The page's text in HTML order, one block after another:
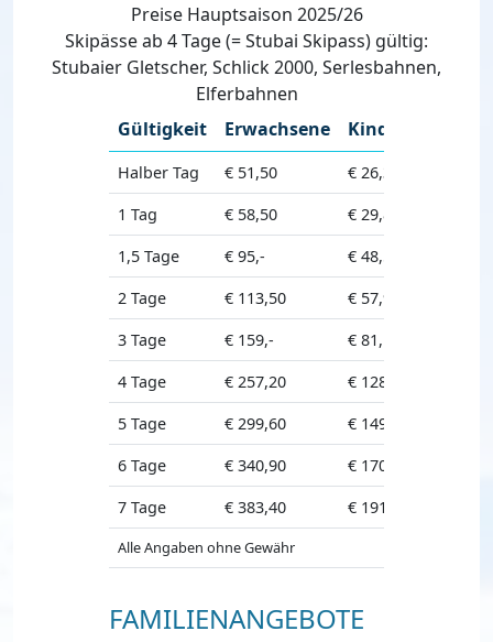
Preise Hauptsaison 2025/26
Skipässe ab 4 Tage (= Stubai Skipass) gültig:
Stubaier Gletscher, Schlick 2000, Serlesbahnen,
Elferbahnen
Gültigkeit
Erwachsene Kinder
Halber Tag € 51,50 € 26,30
1 Tag
€ 58,50 € 29,80
1,5 Tage
€ 95,- € 48,50
2 Tage
€ 113,50 € 57,90
3 Tage
€ 159,- € 81,10
4 Tage
€ 257,20 € 128,60
5 Tage
€ 299,60 € 149,80
6 Tage
€ 340,90 € 170,50
7 Tage
€ 383,40 € 191,70
Alle Angaben ohne Gewähr
FAMILIENANGEBOTE